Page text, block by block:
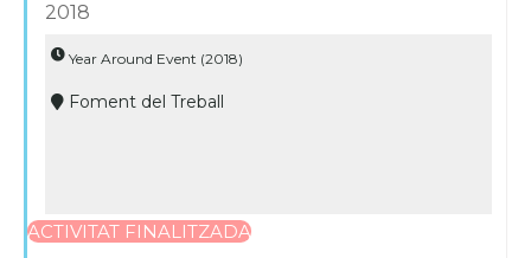
2018
Year Around Event (2018)
Foment del Treball
ACTIVITAT FINALITZADA